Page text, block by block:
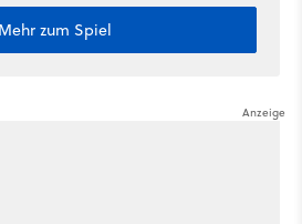
Mehr zum Spiel